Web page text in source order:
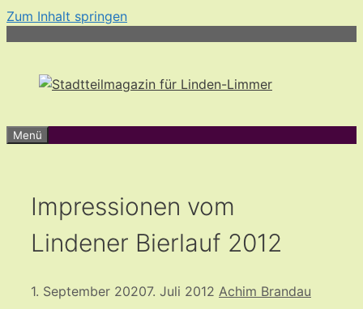
Zum Inhalt springen
Menü
Impressionen vom
Lindener Bierlauf 2012
1. September 20207. Juli 2012 Achim Brandau